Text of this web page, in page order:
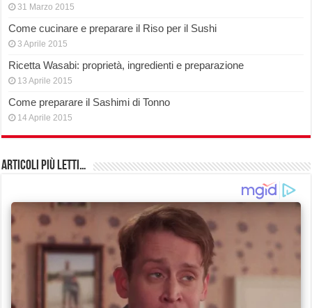
31 Marzo 2015
Come cucinare e preparare il Riso per il Sushi
3 Aprile 2015
Ricetta Wasabi: proprietà, ingredienti e preparazione
13 Aprile 2015
Come preparare il Sashimi di Tonno
14 Aprile 2015
Articoli più Letti…